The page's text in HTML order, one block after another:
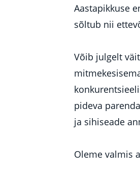
Aastapikkuse
sõltub nii
Võib julgelt
pideva
ja sihiseade
Oleme valmis